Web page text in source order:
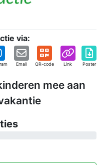
via:
Email QR-code Link Poster
mee aan